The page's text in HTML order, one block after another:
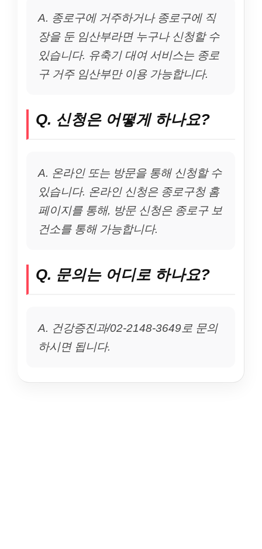
A. 종로구에 거주하거나 종로구에 직
장을 둔 임산부라면 누구나 신청할 수
있습니다. 유축기 대여 서비스는 종로
구 거주 임산부만 이용 가능합니다.
Q. 신청은 어떻게 하나요?
A. 온라인 또는 방문을 통해 신청할 수
있습니다. 온라인 신청은 종로구청 홈
페이지를 통해, 방문 신청은 종로구 보
건소를 통해 가능합니다.
Q. 문의는 어디로 하나요?
A. 건강증진과/02-2148-3649로 문의
하시면 됩니다.